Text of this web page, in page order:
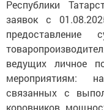
Республики
заявок с
предоставление
ведущих личное
мероприятиям:
связанных с
коровников